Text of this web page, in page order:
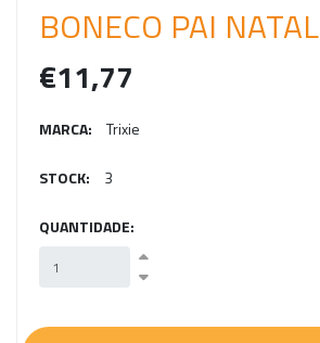
BONECO PAI NATAL
€11,77
MARCA: Trixie
STOCK: 3
QUANTIDADE: